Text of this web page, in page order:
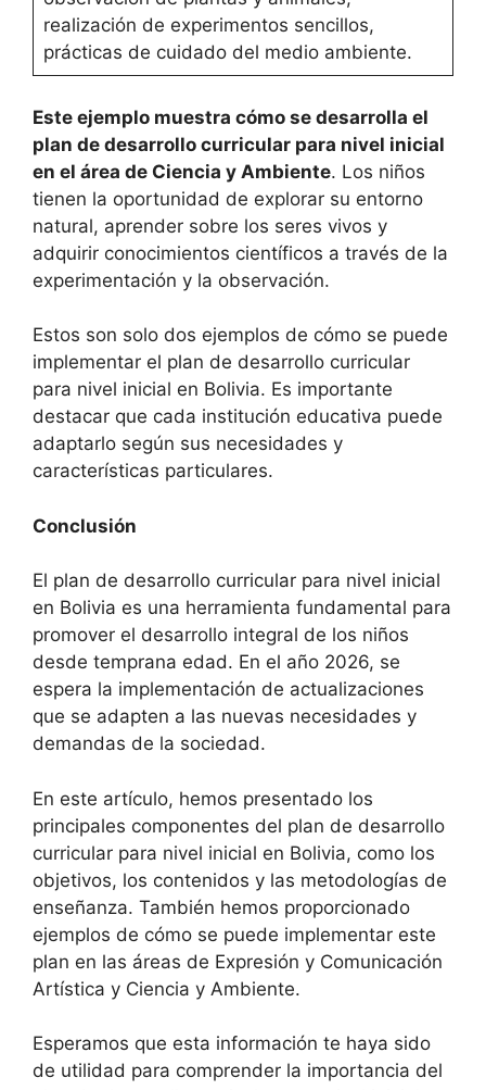
realización de experimentos sencillos,
prácticas de cuidado del medio ambiente.
Este ejemplo muestra cómo se desarrolla el
plan de desarrollo curricular para nivel inicial
en el área de Ciencia y Ambiente. Los niños
tienen la oportunidad de explorar su entorno
natural, aprender sobre los seres vivos y
adquirir conocimientos científicos a través de la
experimentación y la observación.
Estos son solo dos ejemplos de cómo se puede
implementar el plan de desarrollo curricular
para nivel inicial en Bolivia. Es importante
destacar que cada institución educativa puede
adaptarlo según sus necesidades y
características particulares.
Conclusión
El plan de desarrollo curricular para nivel inicial
en Bolivia es una herramienta fundamental para
promover el desarrollo integral de los niños
desde temprana edad. En el año 2026, se
espera la implementación de actualizaciones
que se adapten a las nuevas necesidades y
demandas de la sociedad.
En este artículo, hemos presentado los
principales componentes del plan de desarrollo
curricular para nivel inicial en Bolivia, como los
objetivos, los contenidos y las metodologías de
enseñanza. También hemos proporcionado
ejemplos de cómo se puede implementar este
plan en las áreas de Expresión y Comunicación
Artística y Ciencia y Ambiente.
Esperamos que esta información te haya sido
de utilidad para comprender la importancia del